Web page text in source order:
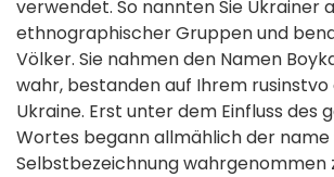
verwendet. So nannten Sie Ukrainer
ethnographischer Gruppen und
Völker. Sie nahmen den Namen
wahr, bestanden auf Ihrem
Ukraine. Erst unter dem Einfluss des
Wortes begann allmählich der name
Selbstbezeichnung wahrgenommen